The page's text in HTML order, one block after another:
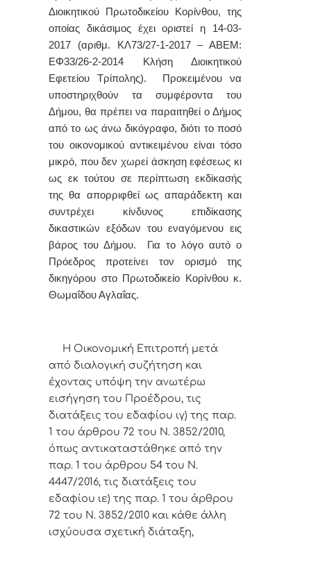
Διοικητικού Πρωτοδικείου Κορίνθου, της
οποίας δικάσιμος έχει οριστεί η 14-03-
2017 (αριθμ. ΚΛ73/27-1-2017 – ΑΒΕΜ:
ΕΦ33/26-2-2014 Κλήση Διοικητικού
Εφετείου Τρίπολης). Προκειμένου να
υποστηριχθούν τα συμφέροντα του
Δήμου, θα πρέπει να παραιτηθεί ο Δήμος
από το ως άνω δικόγραφο, διότι το ποσό
του οικονομικού αντικειμένου είναι τόσο
μικρό, που δεν χωρεί άσκηση εφέσεως κι
ως εκ τούτου σε περίπτωση εκδίκασής
της θα απορριφθεί ως απαράδεκτη και
συντρέχει κίνδυνος επιδίκασης
δικαστικών εξόδων του εναγόμενου εις
βάρος του Δήμου.
Για το λόγο αυτό ο
Πρόεδρος προτείνει τον ορισμό της
δικηγόρου στο Πρωτοδικείο Κορίνθου κ.
Θωμαΐδου Αγλαΐας.
Η Οικονομική Επιτροπή μετά
από διαλογική συζήτηση και
έχοντας υπόψη την ανωτέρω
εισήγηση του Προέδρου, τις
διατάξεις του εδαφίου ιγ) της παρ.
1 του άρθρου 72 του Ν. 3852/2010,
όπως αντικαταστάθηκε από την
παρ. 1 του άρθρου 54 του Ν.
4447/2016, τις διατάξεις του
εδαφίου ιε) της παρ. 1 του άρθρου
72 του Ν. 3852/2010 και κάθε άλλη
ισχύουσα σχετική διάταξη,